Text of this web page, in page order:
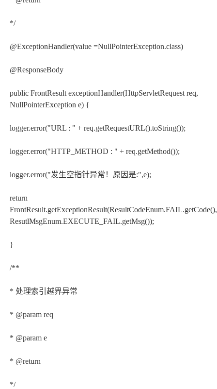
*/
@ExceptionHandler(value =NullPointerException.class)
@ResponseBody
public FrontResult exceptionHandler(HttpServletRequest req,
NullPointerException e) {
logger.error("URL : " + req.getRequestURL().toString());
logger.error("HTTP_METHOD : " + req.getMethod());
logger.error("发生空指针异常！原因是:",e);
return
FrontResult.getExceptionResult(ResultCodeEnum.FAIL.getCode(),
ResutlMsgEnum.EXECUTE_FAIL.getMsg());
}
/**
* 处理索引越界异常
* @param req
* @param e
* @return
*/